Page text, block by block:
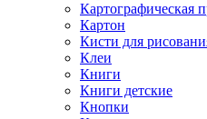
Картографическая
Картон
Кисти для
Клеи
Книги
Книги детские
Кнопки